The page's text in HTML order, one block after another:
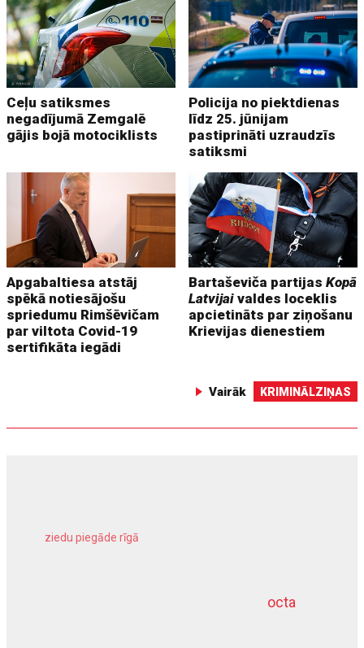
Ceļu satiksmes
negadījumā Zemgalē
gājis bojā motociklists
Policija no piektdienas
līdz 25. jūnijam
pastiprināti uzraudzīs
satiksmi
Apgabaltiesa atstāj
spēkā notiesājošu
spriedumu Rimšēvičam
par viltota Covid-19
sertifikāta iegādi
Bartaševiča partijasKopā
Latvijai valdes loceklis
apcietināts par ziņošanu
Krievijas dienestiem
Vairāk KRIMINĀLZIŅAS
octa
ziedu piegāde rīgā
dziļurbums